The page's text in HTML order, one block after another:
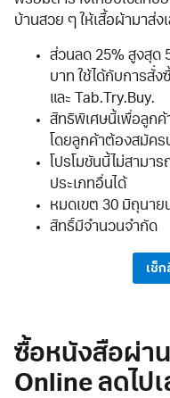
บ้านสวย ๆ ให้เสื้อผ้ามาส่ง
ส่วนลด 25% สูงสุด
บาท ใช้ได้กับการสั่ง
และ Tab.Try.Buy.
สิทธิพิเศษนี้เพื่อลูกค้
โดยลูกค้าต้องสมัค
โปรโมชันนี้ไม่สามา
ประเภทอื่นได้
หมดเขต 30 มิถุนาย
สิทธิ์มีจำนวนจำกัด
เช็
ซื้อหนังสือผ่า
Online ลดไป